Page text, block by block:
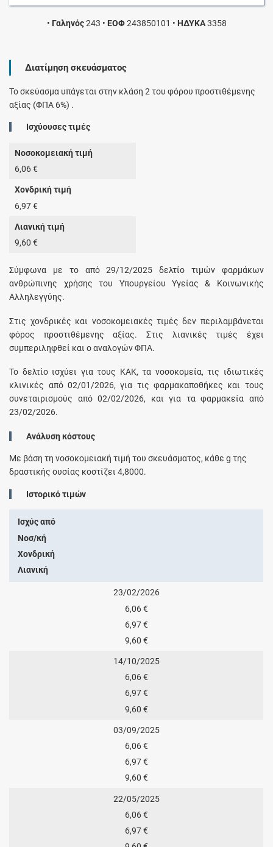
• Γαληνός243 • ΕΟΦ243850101 • ΗΔΥΚΑ3358
Διατίμηση σκευάσματος
Το σκεύασμα υπάγεται στην κλάση 2 του φόρου προστιθέμενης
αξίας (ΦΠΑ 6%) .
Ισχύουσες τιμές
Νοσοκομειακή τιμή
6,06 €
Χονδρική τιμή
6,97 €
Λιανική τιμή
9,60 €
Σύμφωνα με το από 29/12/2025 δελτίο τιμών φαρμάκων
ανθρώπινης χρήσης του Υπουργείου Υγείας & Κοινωνικής
Αλληλεγγύης.
Στις χονδρικές και νοσοκομειακές τιμές δεν περιλαμβάνεται
φόρος προστιθέμενης αξίας. Στις λιανικές τιμές έχει
συμπεριληφθεί και ο αναλογών ΦΠΑ.
Το δελτίο ισχύει για τους ΚΑΚ, τα νοσοκομεία, τις ιδιωτικές
κλινικές από 02/01/2026, για τις φαρμακαποθήκες και τους
συνεταιρισμούς από 02/02/2026, και για τα φαρμακεία από
23/02/2026.
Ανάλυση κόστους
Με βάση τη νοσοκομειακή τιμή του σκευάσματος, κάθεg της
δραστικής ουσίας κοστίζει4,8000.
Ιστορικό τιμών
Ισχύς από
Νοσ/κή
Χονδρική
Λιανική
23/02/2026
6,06 €
6,97 €
9,60 €
14/10/2025
6,06 €
6,97 €
9,60 €
03/09/2025
6,06 €
6,97 €
9,60 €
22/05/2025
6,06 €
6,97 €